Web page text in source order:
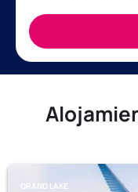
GRAND LAKE